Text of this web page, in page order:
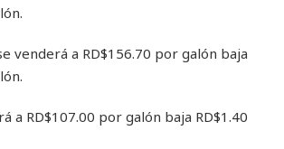
venderá a RD$156.70 por galón baja
a RD$107.00 por galón baja RD$1.40